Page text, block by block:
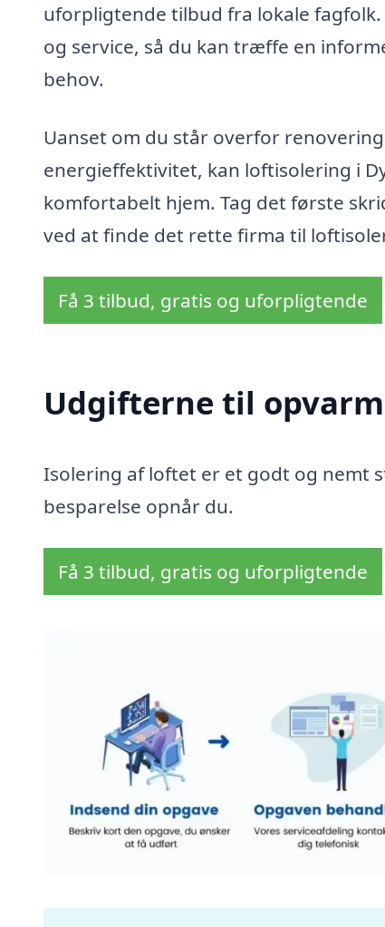
uforpligtende tilbud fra lokale
og service, så du kan træffe en
behov.
Uanset om du står overfor
energieffektivitet, kan loftisolering i
komfortabelt hjem. Tag det første
ved at finde det rette firma til
Få 3 tilbud, gratis og uforpligtende
Udgifterne til
Isolering af loftet er et godt og nemt
besparelse opnår du.
Få 3 tilbud, gratis og uforpligtende